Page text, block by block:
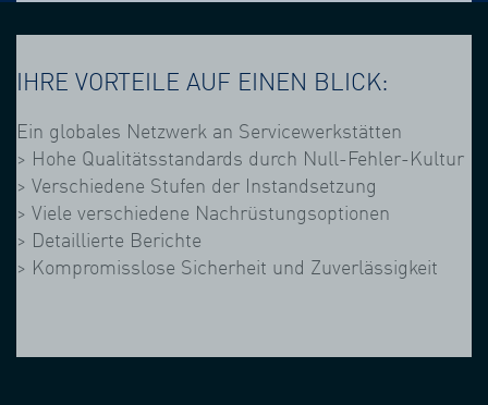
IHRE VORTEILE AUF EINEN BLICK:
Ein globales Netzwerk an Servicewerkstätten
> Hohe Qualitätsstandards durch Null-Fehler-Kultur
> Verschiedene Stufen der Instandsetzung
> Viele verschiedene Nachrüstungsoptionen
> Detaillierte Berichte
> Kompromisslose Sicherheit und Zuverlässigkeit